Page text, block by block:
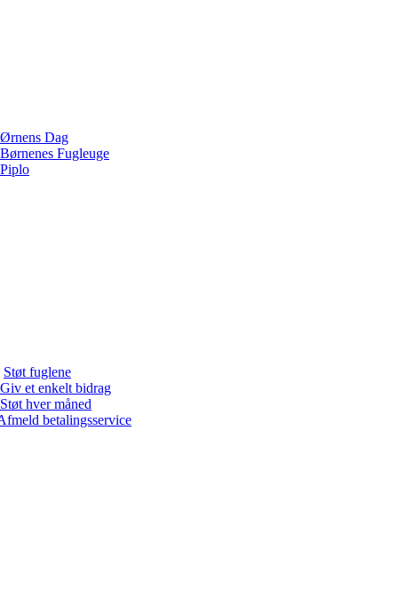
Ørnens Dag
Børnenes Fugleuge
Piplo
Støt fuglene
Giv et enkelt bidrag
Støt hver måned
betalingsservice